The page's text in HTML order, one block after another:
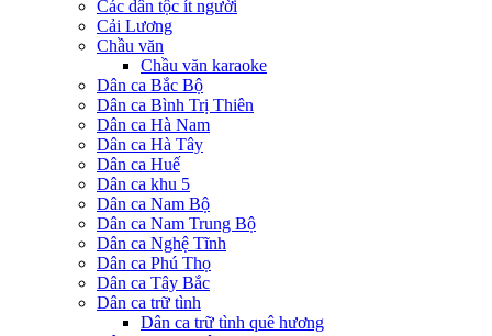
Các dân tộc ít người
Cải Lương
Chầu văn
Chầu văn karaoke
Dân ca Bắc Bộ
Dân ca Bình Trị Thiên
Dân ca Hà Nam
Dân ca Hà Tây
Dân ca Huế
Dân ca khu 5
Dân ca Nam Bộ
Dân ca Nam Trung Bộ
Dân ca Nghệ Tĩnh
Dân ca Phú Thọ
Dân ca Tây Bắc
Dân ca trữ tình
Dân ca trữ tình quê hương